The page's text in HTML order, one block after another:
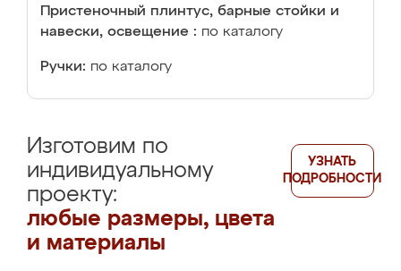
Пристеночный плинтус, барные стойки и
навески, освещение : по каталогу
Ручки: по каталогу
Изготовим по
индивидуальному
проекту:
любые размеры, цвета
и материалы
УЗНАТЬ
ПОДРОБНОСТИ